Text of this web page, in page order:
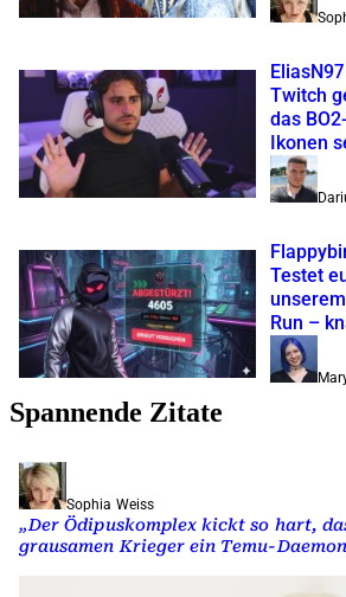
Twitch
das
Ikonen
Testet
Run –
Spannende Zitate
„Der Ödipuskomplex kickt so hart,
grausamen Krieger ein Temu-
Sophia Weiss